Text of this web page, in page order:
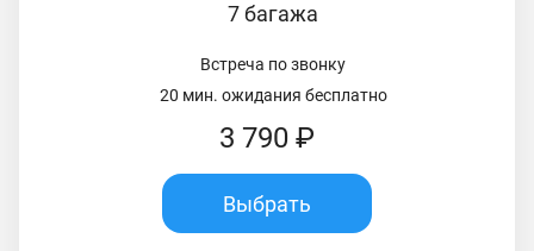
7 багажа
Встреча по звонку
20 мин. ожидания бесплатно
3 790 ₽
Выбрать